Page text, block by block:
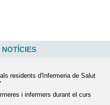
residents d'Infermeria de Salut
i infermers durant el curs